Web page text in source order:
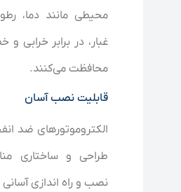
محیطی مانند دما،
غبار، در برابر خرابی و
محافظت می‌کنند.
قابلیت نصب آسان
الکتروموتورهای ضد
طراحی و ساختاری
نصب و راه اندازی آسانی